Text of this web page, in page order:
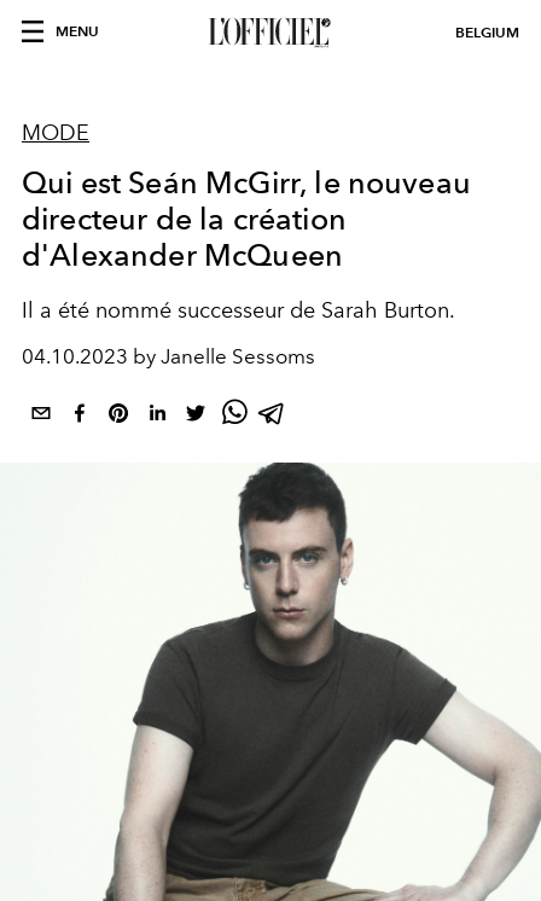
MENU BELGIUM
MODE
Qui est Seán McGirr, le nouveau
directeur de la création
d'Alexander McQueen
Il a été nommé successeur de Sarah Burton.
04.10.2023 by Janelle Sessoms